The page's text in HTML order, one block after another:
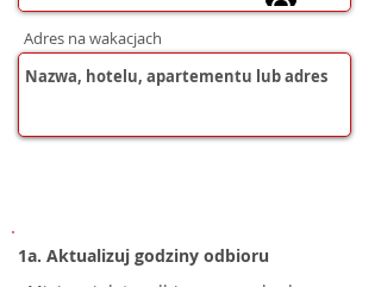
Adres na wakacjach
1a. Aktualizuj godziny odbioru